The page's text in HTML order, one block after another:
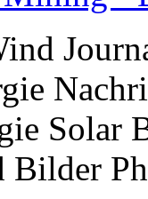
Solar
Bilder